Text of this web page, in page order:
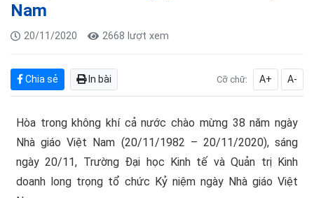
Nam
20/11/2020 2668 lượt xem
Chia sẻ In bài Cỡ chữ: A+ A-
Hòa trong không khí cả nước chào mừng 38 năm ngày
Nhà giáo Việt Nam (20/11/1982 – 20/11/2020), sáng
ngày 20/11, Trường Đại học Kinh tế và Quản trị Kinh
doanh long trọng tổ chức Kỷ niệm ngày Nhà giáo Việt